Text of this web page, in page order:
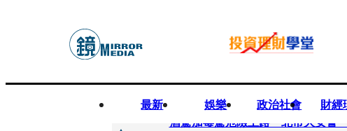
最新 娛樂 政治社會 財經
快訊
酒駕加毒駕危險上路 北市大安警一